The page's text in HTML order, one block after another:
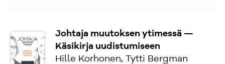
Johtaja muutoksen ytimessä —
Käsikirja uudistumiseen
Hille Korhonen, Tytti Bergman